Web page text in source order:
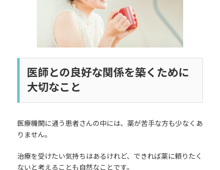
医師との良好な関係を築くために
大切なこと
医療機関に通う患者さんの中には、薬が苦手な方も少なくあ
りません。
治療を受けたい気持ちはあるけれど、できれば薬に頼りたく
ないと考えることも自然なことです。